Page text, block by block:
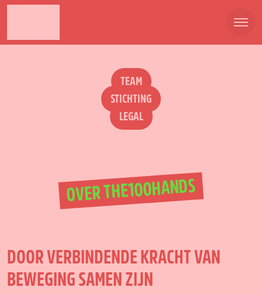
TEAM
STICHTING
LEGAL
OVER THE100HANDS
DOOR VERBINDENDE KRACHT VAN
BEWEGING SAMEN ZIJN